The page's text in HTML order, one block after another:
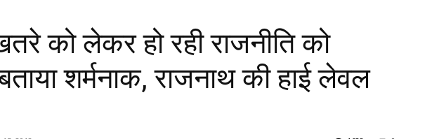
को लेकर हो रही राजनीति को
शर्मनाक, राजनाथ की हाई लेवल